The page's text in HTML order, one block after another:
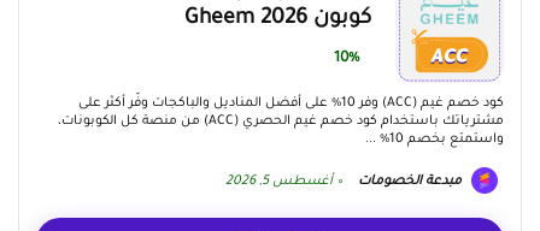
كوبون Gheem 2026
10%
كود خصم غيم (ACC) وفر 10% على أفضل المناديل والباكجات وفّر أكثر على
مشترياتك باستخدام كود خصم غيم الحصري (ACC) من منصة كل الكوبونات،
واستمتع بخصم 10% ...
مبدعة الخصومات أغسطس 5, 2026